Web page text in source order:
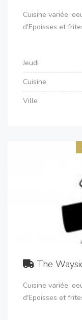
Cuisine variée,
d'Epoisses et
Jeudi
Cuisine
Ville
The
Cuisine variée,
d'Epoisses et